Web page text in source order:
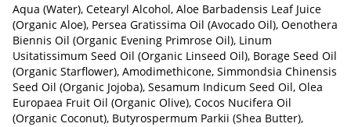
Aqua (Water), Cetearyl Alcohol, Aloe Barbadensis Leaf Juice
(Organic Aloe), Persea Gratissima Oil (Avocado Oil), Oenothera
Biennis Oil (Organic Evening Primrose Oil), Linum
Usitatissimum Seed Oil (Organic Linseed Oil), Borage Seed Oil
(Organic Starflower), Amodimethicone, Simmondsia Chinensis
Seed Oil (Organic Jojoba), Sesamum Indicum Seed Oil, Olea
Europaea Fruit Oil (Organic Olive), Cocos Nucifera Oil
(Organic Coconut), Butyrospermum Parkii (Shea Butter),